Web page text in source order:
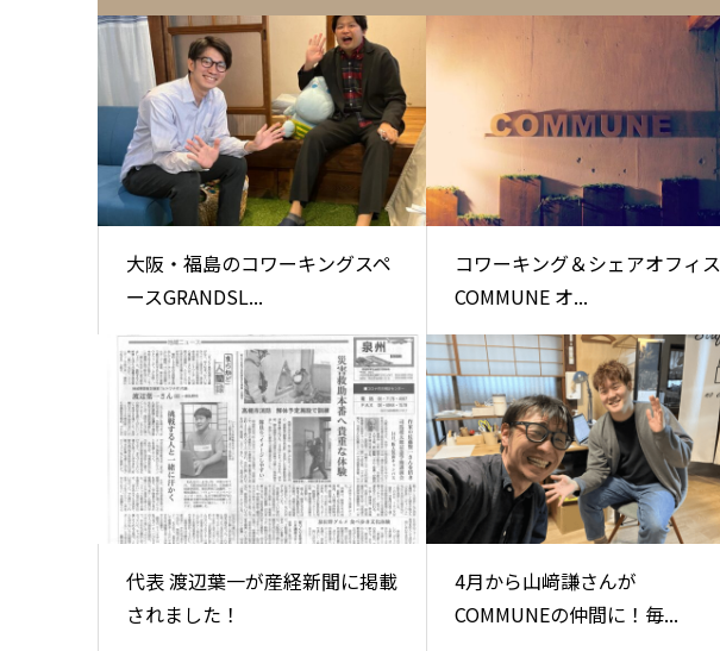
大阪・福島のコワーキングスペ
ースGRANDSL...
コワーキング＆シェアオフィス
COMMUNE オ...
代表 渡辺葉一が産経新聞に掲載
されました！
4月から山﨑謙さんが
COMMUNEの仲間に！毎...